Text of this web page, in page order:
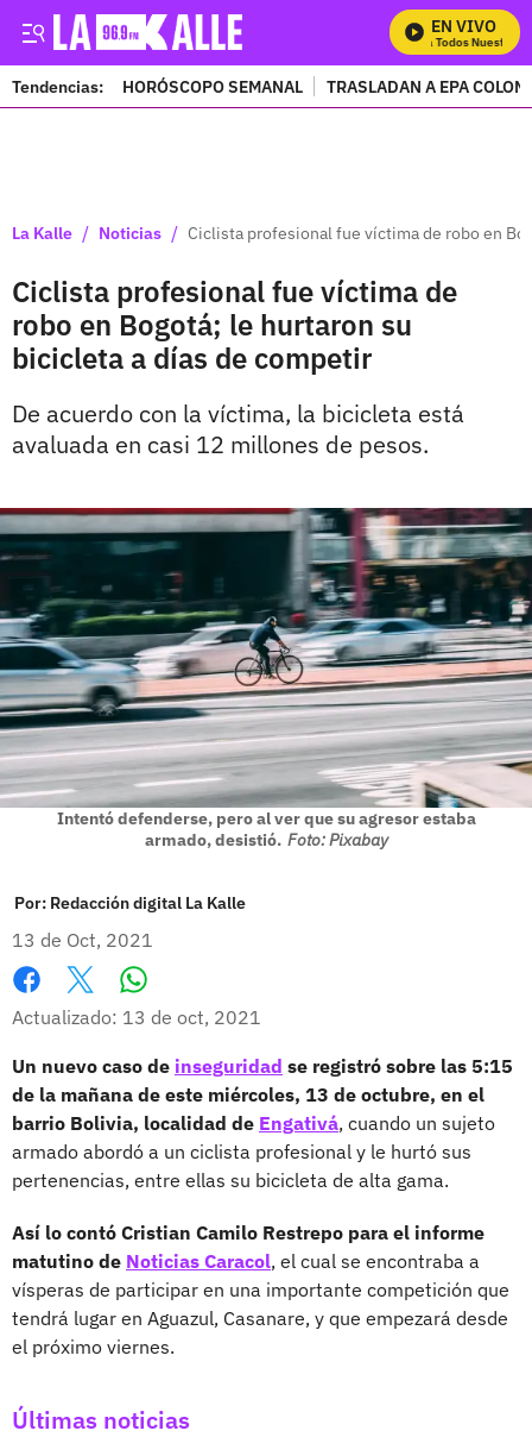
EN VIVO
Mira Todos Nuestros
Tendencias: HORÓSCOPO SEMANAL TRASLADAN A EPA
La Kalle / Noticias / Ciclista profesional fue víctima de robo en
Ciclista profesional fue víctima de
robo en Bogotá; le hurtaron su
bicicleta a días de competir
De acuerdo con la víctima, la bicicleta está
avaluada en casi 12 millones de pesos.
Intentó defenderse, pero al ver que su agresor estaba
armado, desistió. Foto: Pixabay
Por: Redacción digital La Kalle
13 de Oct, 2021
Facebook
X
Actualizado: 13 de oct, 2021
Un nuevo caso de inseguridad se registró sobre las 5:15
de la mañana de este miércoles, 13 de octubre, en el
barrio Bolivia, localidad de Engativá, cuando un sujeto
armado abordó a un ciclista profesional y le hurtó sus
pertenencias, entre ellas su bicicleta de alta gama.
Así lo contó Cristian Camilo Restrepo para el informe
matutino de Noticias Caracol, el cual se encontraba a
vísperas de participar en una importante competición que
tendrá lugar en Aguazul, Casanare, y que empezará desde
el próximo viernes.
Últimas noticias